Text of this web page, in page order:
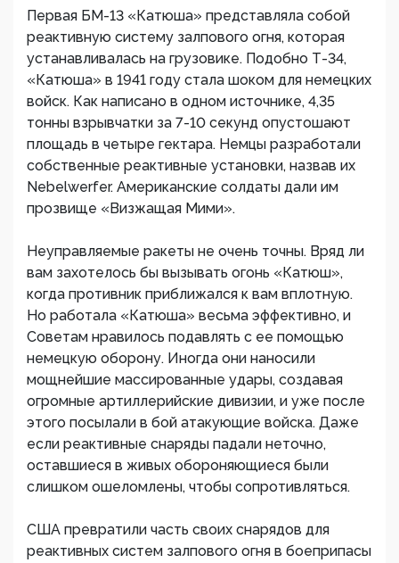
Первая БМ-13 «Катюша» представляла собой
реактивную систему залпового огня, которая
устанавливалась на грузовике. Подобно Т-34,
«Катюша» в 1941 году стала шоком для немецких
войск. Как написано в одном источнике, 4,35
тонны взрывчатки за 7-10 секунд опустошают
площадь в четыре гектара. Немцы разработали
собственные реактивные установки, назвав их
Nebelwerfer. Американские солдаты дали им
прозвище «Визжащая Мими».
Неуправляемые ракеты не очень точны. Вряд ли
вам захотелось бы вызывать огонь «Катюш»,
когда противник приближался к вам вплотную.
Но работала «Катюша» весьма эффективно, и
Советам нравилось подавлять с ее помощью
немецкую оборону. Иногда они наносили
мощнейшие массированные удары, создавая
огромные артиллерийские дивизии, и уже после
этого посылали в бой атакующие войска. Даже
если реактивные снаряды падали неточно,
оставшиеся в живых обороняющиеся были
слишком ошеломлены, чтобы сопротивляться.
США превратили часть своих снарядов для
реактивных систем залпового огня в боеприпасы